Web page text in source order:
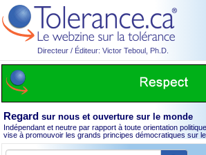
Directeur / Éditeur: Victor Teboul, Ph.D.
Regard sur nous et ouverture sur le monde
Indépendant et neutre par rapport à toute orientation
vise à promouvoir les grands principes démocratiques sur